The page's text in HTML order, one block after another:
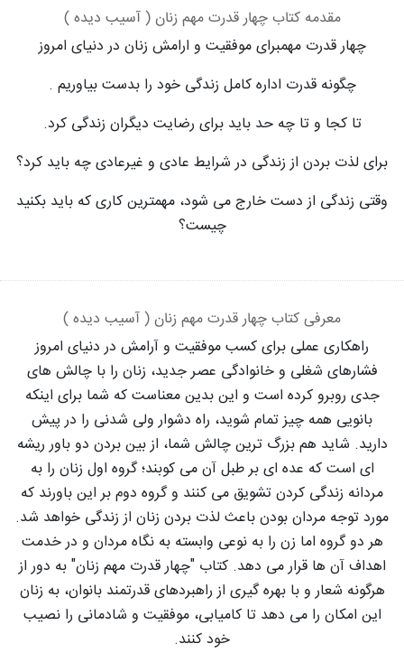
مقدمه کتاب چهار قدرت مهم زنان ( آسیب دیده )
چهار قدرت مهمبرای موفقیت و ارامش زنان در دنیای امروز
چگونه قدرت اداره کامل زندگی خود را بدست بیاوریم .
تا کجا و تا چه حد باید برای رضایت دیگران زندگی کرد.
برای لذت بردن از زندگی در شرایط عادی و غیرعادی چه باید کرد؟
وقتی زندگی از دست خارج می شود، مهمترین کاری که باید بکنید
چیست؟
معرفی کتاب چهار قدرت مهم زنان ( آسیب دیده )
راهکاری عملی برای کسب موفقیت و آرامش در دنیای امروز
فشارهای شغلی و خانوادگی عصر جدید، زنان را با چالش های
جدی روبرو کرده است و این بدین معناست که شما برای اینکه
بانویی همه چیز تمام شوید، راه دشوار ولی شدنی را در پیش
دارید. شاید هم بزرگ ترین چالش شما، از بین بردن دو باور ریشه
ای است که عده ای بر طبل آن می کوبند؛ گروه اول زنان را به
مردانه زندگی کردن تشویق می کنند و گروه دوم بر این باورند که
مورد توجه مردان بودن باعث لذت بردن زنان از زندگی خواهد شد.
هر دو گروه اما زن را به نوعی وابسته به نگاه مردان و در خدمت
اهداف آن ها قرار می دهد. کتاب "چهار قدرت مهم زنان" به دور از
هرگونه شعار و با بهره گیری از راهبردهای قدرتمند بانوان، به زنان
این امکان را می دهد تا کامیابی، موفقیت و شادمانی را نصیب
خود کنند.